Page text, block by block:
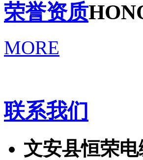
荣誉资质
MORE
联系我们
文安县恒荣